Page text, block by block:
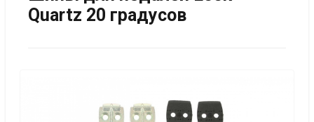
Quartz 20 градусов